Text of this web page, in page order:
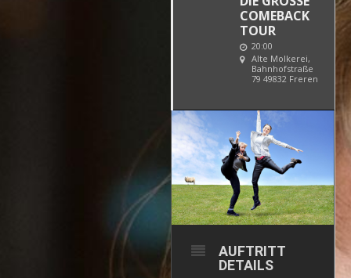
OMEBACK T
OUR
20:00
Alte Molkerei,
Bahnhofstraße
79 49832 Freren
AUFTRITT
DETAILS